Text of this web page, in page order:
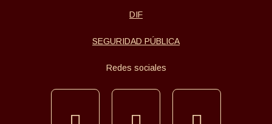
DIF
SEGURIDAD PÚBLICA
Redes sociales